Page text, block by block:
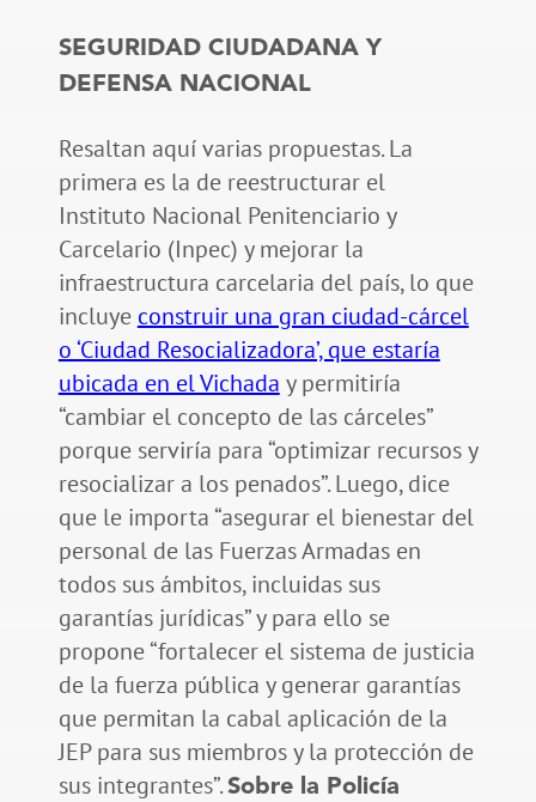
SEGURIDAD CIUDADANA Y
DEFENSA NACIONAL
Resaltan aquí varias propuestas. La
primera es la de reestructurar el
Instituto Nacional Penitenciario y
Carcelario (Inpec) y mejorar la
infraestructura carcelaria del país, lo que
incluye construir una gran ciudad-cárcel
o ‘Ciudad Resocializadora’, que estaría
ubicada en el Vichada y permitiría
“cambiar el concepto de las cárceles”
porque serviría para “optimizar recursos y
resocializar a los penados”. Luego, dice
que le importa “asegurar el bienestar del
personal de las Fuerzas Armadas en
todos sus ámbitos, incluidas sus
garantías jurídicas” y para ello se
propone “fortalecer el sistema de justicia
de la fuerza pública y generar garantías
que permitan la cabal aplicación de la
JEP para sus miembros y la protección de
sus integrantes”. Sobre la Policía